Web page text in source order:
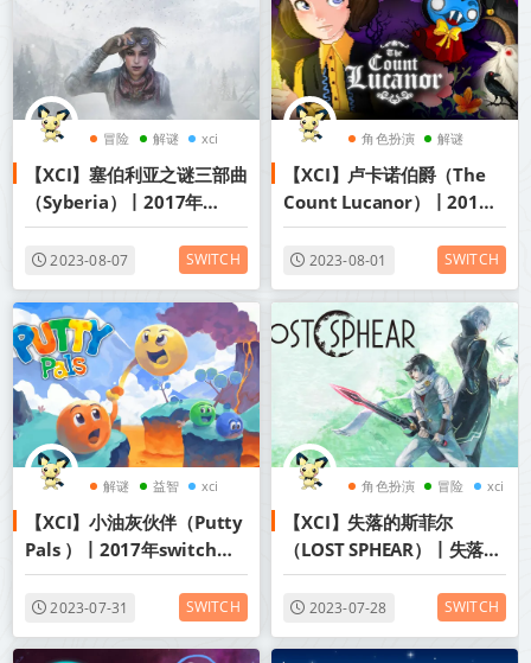
冒险 解谜 xci
【XCI】塞伯利亚之谜三部曲
（Syberia）丨2017年
switch游戏丨阿里云盘/百
度网盘
2023-08-07 SWITCH
角色扮演 解谜
悬疑
【XCI】卢卡诺伯爵（The
Count Lucanor）丨2017
年switch游戏丨阿里云盘/
百度网盘
2023-08-01 SWITCH
解谜 益智 xci
【XCI】小油灰伙伴（Putty
Pals ）丨2017年switch游
戏丨阿里云盘/百度网盘
2023-07-31 SWITCH
角色扮演 冒险 xci
【XCI】失落的斯菲尔
（LOST SPHEAR）丨失落领
域丨2017年switch游戏丨
阿里云盘/百度网盘
2023-07-28 SWITCH